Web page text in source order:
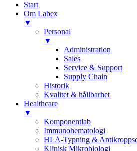
Start
Om Labex
▼
Personal
▼
Administration
Sales
Service & Support
Supply Chain
Historik
Kvalitet & hållbarhet
Healthcare
▼
Komponentlab
Immunohematologi
HLA-Typning &
Klinisk Mikrobiologi